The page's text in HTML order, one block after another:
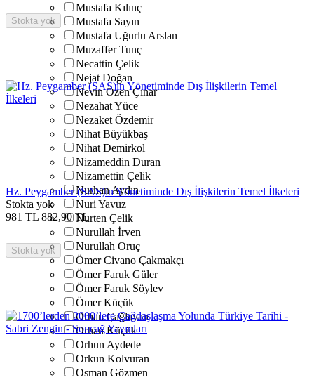
Mustafa Kılınç
Mustafa Sayın
Mustafa Uğurlu Arslan
Muzaffer Tunç
Necattin Çelik
Nejat Doğan
Nevin Özen Çınar
Nezahat Yüce
Nezaket Özdemir
Nihat Büyükbaş
Nihat Demirkol
Nizameddin Duran
Nizamettin Çelik
Nurhan Aydın
Nuri Yavuz
Nurten Çelik
Nurullah İrven
Nurullah Oruç
Ömer Civano Çakmakçı
Ömer Faruk Güler
Ömer Faruk Söylev
Ömer Küçük
Orhan Çağlayan
Orhan Küçük
Orhun Aydede
Orkun Kolvuran
Osman Gözmen
Stokta yok
Hz. Peygamber (SAS)in Yönetiminde Dış İlişkilerin Temel İlkeleri
Stokta yok
981 TL 882,90 TL
Stokta yok